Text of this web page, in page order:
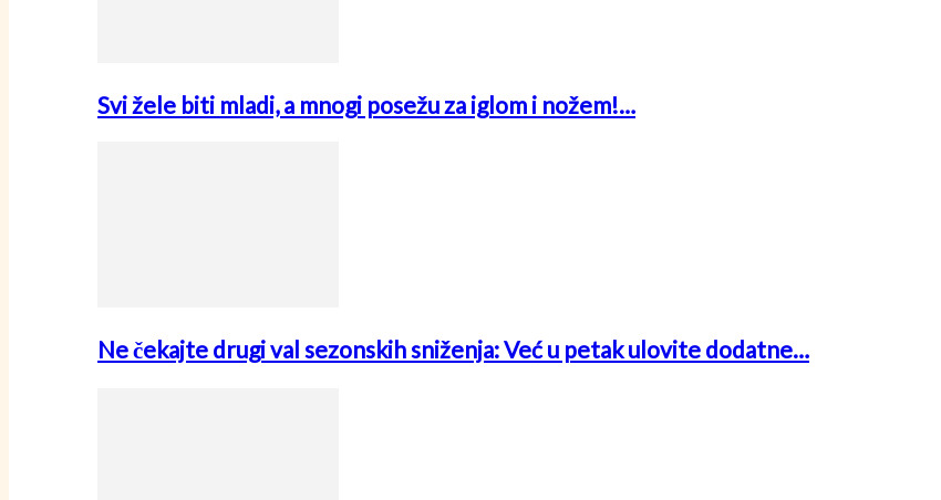
Svi žele biti mladi, a mnogi posežu za iglom i nožem!…
Ne čekajte drugi val sezonskih sniženja: Već u petak ulovite dodatne…